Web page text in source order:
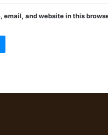
email, and website in this